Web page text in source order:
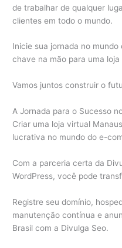
de trabalhar de qualquer
clientes em todo o mundo.
Inicie sua jornada no
chave na mão para uma
Vamos juntos construir o
A Jornada para o Sucesso
Criar uma loja virtual
lucrativa no mundo do e-
Com a parceria certa da
WordPress, você pode
Registre seu domínio,
manutenção contínua e
Brasil com a Divulga Seo.